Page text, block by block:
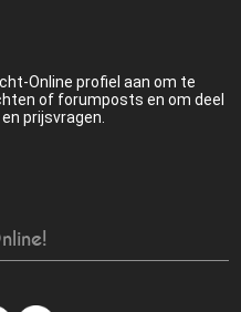
Online profiel aan om te
of forumposts en om deel
prijsvragen.